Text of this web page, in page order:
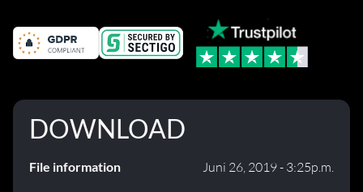
DOWNLOAD
File information Juni 26, 2019 - 3:25p.m.